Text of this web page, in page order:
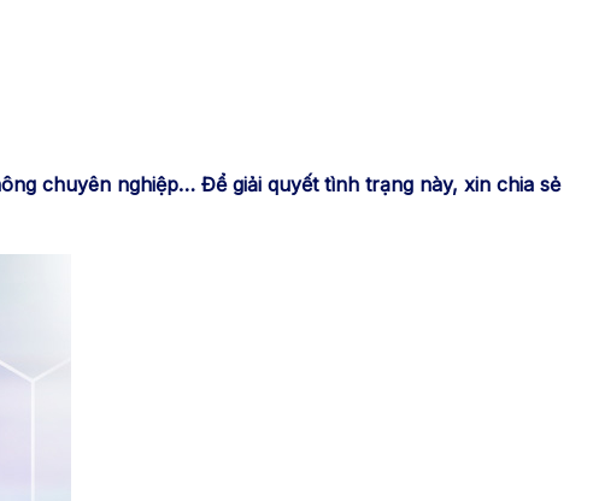
chuyên nghiệp… Để giải quyết tình trạng này, xin chia sẻ